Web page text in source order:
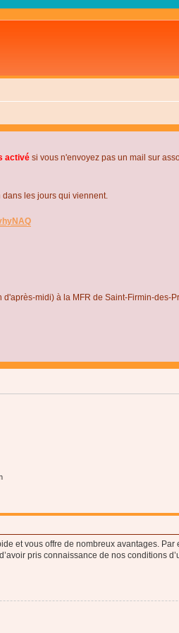
activé si vous n'envoyez pas un mail sur
les jours qui viennent.
midi) à la MFR de Saint-Firmin-des-
et vous offre de nombreux avantages.
pris connaissance de nos conditions